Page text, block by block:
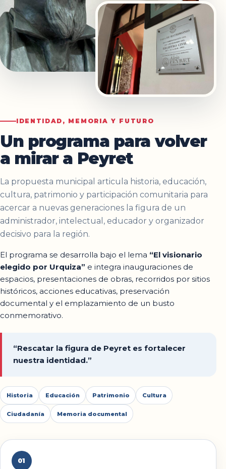
IDENTIDAD, MEMORIA Y FUTURO
Un programa para volver
a mirar a Peyret
La propuesta municipal articula historia, educación,
cultura, patrimonio y participación comunitaria para
acercar a nuevas generaciones la figura de un
administrador, intelectual, educador y organizador
decisivo para la región.
El programa se desarrolla bajo el lema “El visionario
elegido por Urquiza” e integra inauguraciones de
espacios, presentaciones de obras, recorridos por sitios
históricos, acciones educativas, preservación
documental y el emplazamiento de un busto
conmemorativo.
“Rescatar la figura de Peyret es fortalecer
nuestra identidad.”
Historia Educación Patrimonio Cultura
Ciudadanía Memoria documental
01